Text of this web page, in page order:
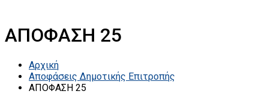
ΑΠΟΦΑΣΗ 25
Αρχική
Αποφάσεις Δημοτικής Επιτροπής
ΑΠΟΦΑΣΗ 25